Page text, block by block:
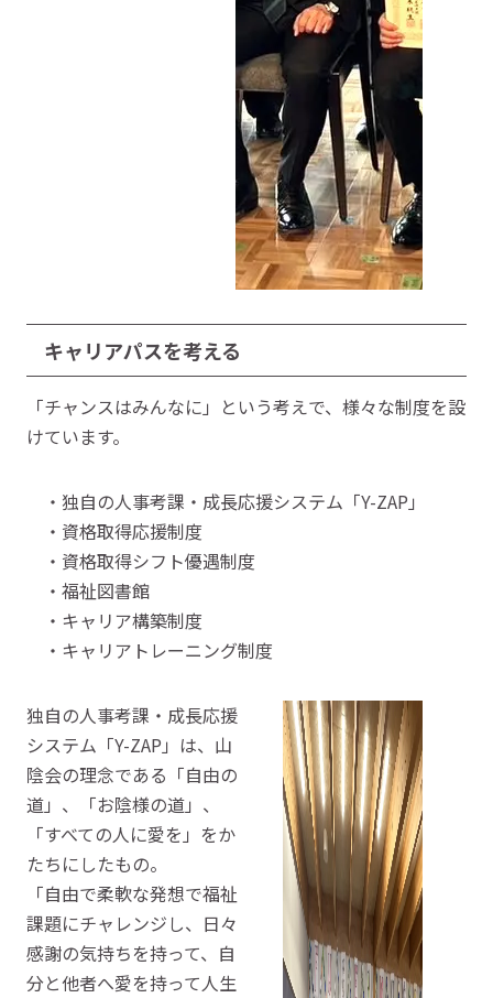
キャリアパスを考える
「チャンスはみんなに」という考えで、様々な制度を設
けています。
・独自の人事考課・成長応援システム「Y-ZAP」
・資格取得応援制度
・資格取得シフト優遇制度
・福祉図書館
・キャリア構築制度
・キャリアトレーニング制度
独自の人事考課・成長応援
システム「Y-ZAP」は、山
陰会の理念である「自由の
道」、「お陰様の道」、
「すべての人に愛を」をか
たちにしたもの。
「自由で柔軟な発想で福祉
課題にチャレンジし、日々
感謝の気持ちを持って、自
分と他者へ愛を持って人生